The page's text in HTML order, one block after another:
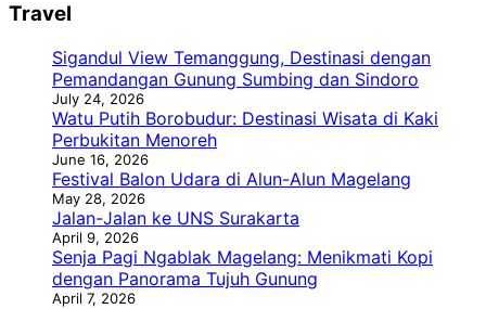
Travel
Sigandul View Temanggung, Destinasi dengan
Pemandangan Gunung Sumbing dan Sindoro
July 24, 2026
Watu Putih Borobudur: Destinasi Wisata di Kaki
Perbukitan Menoreh
June 16, 2026
Festival Balon Udara di Alun-Alun Magelang
May 28, 2026
Jalan-Jalan ke UNS Surakarta
April 9, 2026
Senja Pagi Ngablak Magelang: Menikmati Kopi
dengan Panorama Tujuh Gunung
April 7, 2026